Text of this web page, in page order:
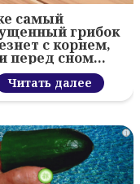
самый
грибок
с корнем,
перед сном…
Читать далее
i